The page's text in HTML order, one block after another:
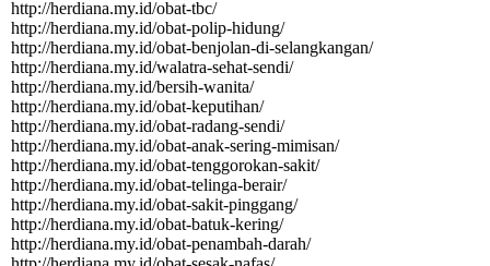
http:­//­herdiana.­my.­id/­obat-­tbc/­
http:­//­herdiana.­my.­id/­obat-­polip-­hidung/­
http:­//­herdiana.­my.­id/­obat-­benjolan-­di-­selangkangan/­
http:­//­herdiana.­my.­id/­walatra-­sehat-­sendi/­
http:­//­herdiana.­my.­id/­bersih-­wanita/­
http:­//­herdiana.­my.­id/­obat-­keputihan/­
http:­//­herdiana.­my.­id/­obat-­radang-­sendi/­
http:­//­herdiana.­my.­id/­obat-­anak-­sering-­mimisan/­
http:­//­herdiana.­my.­id/­obat-­tenggorokan-­sakit/­
http:­//­herdiana.­my.­id/­obat-­telinga-­berair/­
http:­//­herdiana.­my.­id/­obat-­sakit-­pinggang/­
http:­//­herdiana.­my.­id/­obat-­batuk-­kering/­
http:­//­herdiana.­my.­id/­obat-­penambah-­darah/­